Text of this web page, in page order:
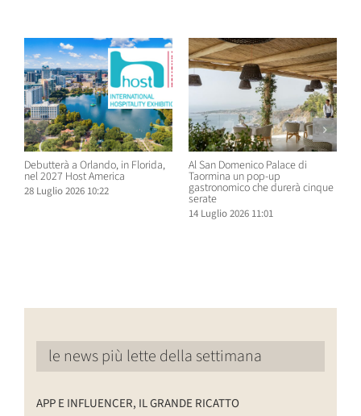
Debutterà a Orlando, in Florida,
nel 2027 Host America
28 Luglio 2026 10:22
Al San Domenico Palace di
Taormina un pop-up
gastronomico che durerà cinque
serate
14 Luglio 2026 11:01
le news più lette della settimana
APP E INFLUENCER, IL GRANDE RICATTO